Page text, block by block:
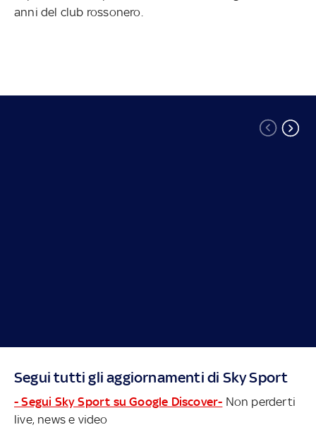
anni del club rossonero.
Segui tutti gli aggiornamenti di Sky Sport
- Segui Sky Sport su Google Discover- Non perderti
live, news e video